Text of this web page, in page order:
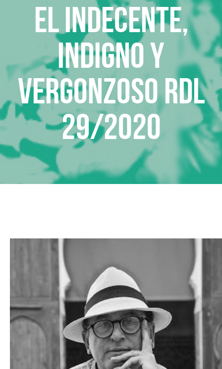
El indecente,
indigno y
vergonzoso RDL
29/2020